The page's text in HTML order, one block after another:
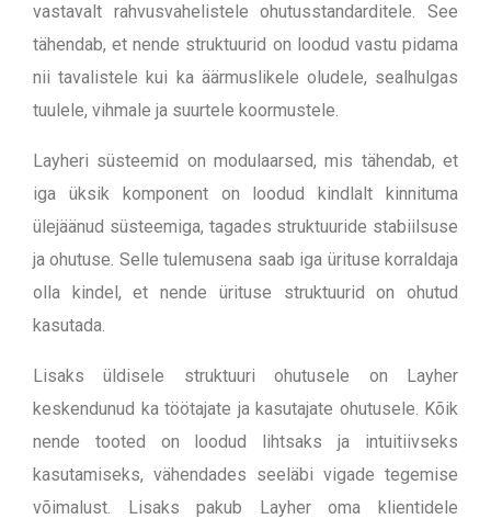
vastavalt rahvusvahelistele ohutusstandarditele. See
tähendab, et nende struktuurid on loodud vastu pidama
nii tavalistele kui ka äärmuslikele oludele, sealhulgas
tuulele, vihmale ja suurtele koormustele.
Layheri süsteemid on modulaarsed, mis tähendab, et
iga üksik komponent on loodud kindlalt kinnituma
ülejäänud süsteemiga, tagades struktuuride stabiilsuse
ja ohutuse. Selle tulemusena saab iga ürituse korraldaja
olla kindel, et nende ürituse struktuurid on ohutud
kasutada.
Lisaks üldisele struktuuri ohutusele on Layher
keskendunud ka töötajate ja kasutajate ohutusele. Kõik
nende tooted on loodud lihtsaks ja intuitiivseks
kasutamiseks, vähendades seeläbi vigade tegemise
võimalust. Lisaks pakub Layher oma klientidele